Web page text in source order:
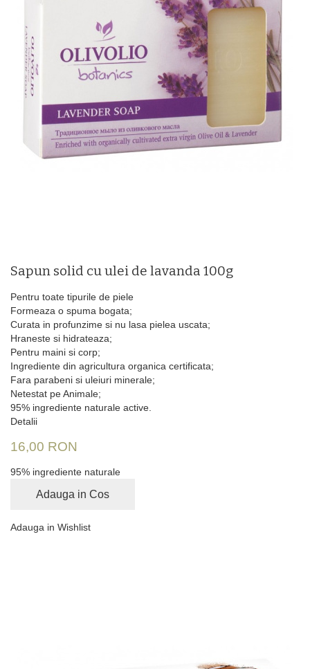
Sapun solid cu ulei de lavanda 100g
Pentru toate tipurile de piele
Formeaza o spuma bogata;
Curata in profunzime si nu lasa pielea uscata;
Hraneste si hidrateaza;
Pentru maini si corp;
Ingrediente din agricultura organica certificata;
Fara parabeni si uleiuri minerale;
Netestat pe Animale;
95% ingrediente naturale active.
Detalii
16,00 RON
95% ingrediente naturale
Adauga in Cos
Adauga in Wishlist